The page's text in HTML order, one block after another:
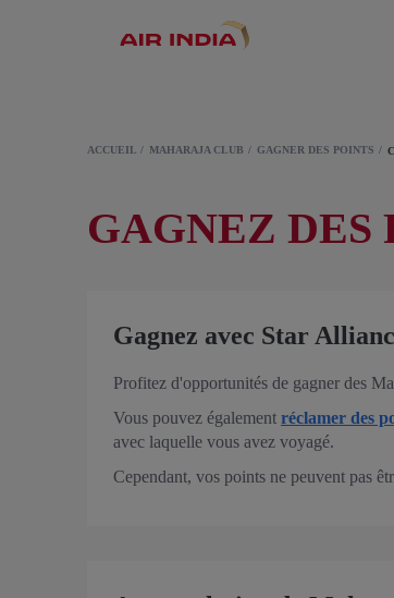
ACCUEIL MAHARAJA CLUB GAGNER DES POINTS
GAGNEZ DES
Gagnez avec Star
Profitez d'opportunités de gagner des
Vous pouvez également réclamer des
avec laquelle vous avez voyagé.
Cependant, vos points ne peuvent pas